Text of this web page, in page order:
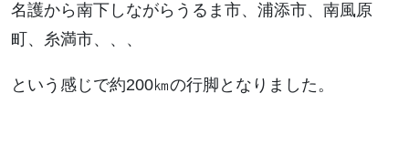
名護から南下しながらうるま市、浦添市、南風原
町、糸満市、、、
という感じで約200㎞の行脚となりました。